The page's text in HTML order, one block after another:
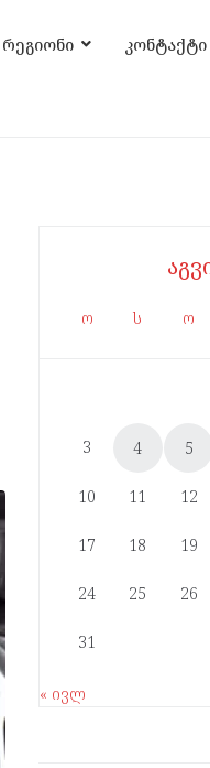
რეგიონი კონტაქტი
ო ს ო
3 4 5
10 11 12
17 18 19
24 25 26
31
« ივლ